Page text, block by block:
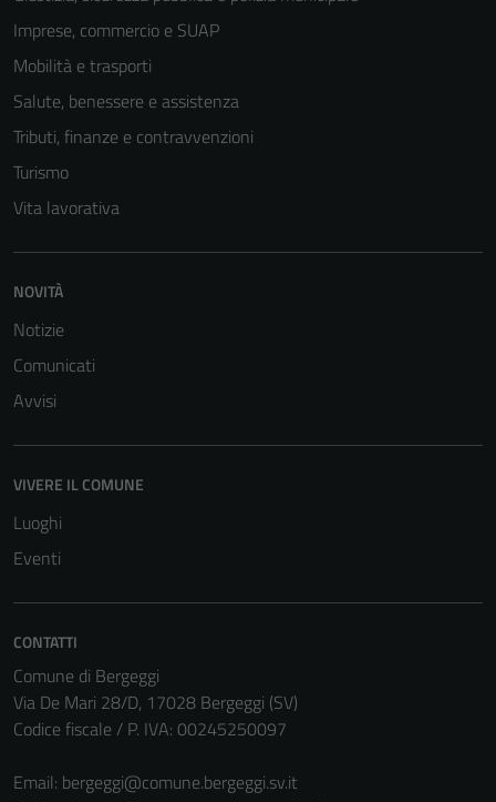
Imprese, commercio e SUAP
Mobilità e trasporti
Salute, benessere e assistenza
Tributi, finanze e contravvenzioni
Turismo
Vita lavorativa
NOVITÀ
Notizie
Comunicati
Avvisi
VIVERE IL COMUNE
Luoghi
Eventi
CONTATTI
Comune di Bergeggi
Via De Mari 28/D, 17028 Bergeggi (SV)
Codice fiscale / P. IVA: 00245250097
Email: bergeggi@comune.bergeggi.sv.it